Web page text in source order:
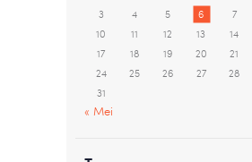
3 4 5 6 7
10
11 12 13 14
17
18 19 20 21
24
25 26 27 28
31
« Mei